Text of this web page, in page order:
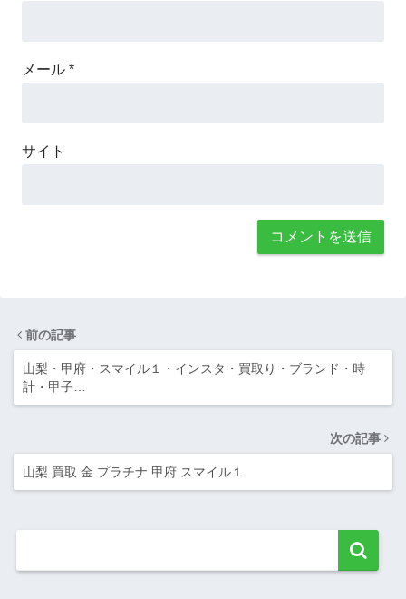
メール *
サイト
前の記事
山梨・甲府・スマイル１・インスタ・買取り・ブランド・時
計・甲子…
次の記事
山梨 買取 金 プラチナ 甲府 スマイル１